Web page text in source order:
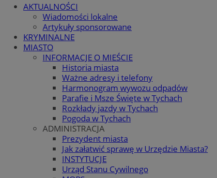
AKTUALNOŚCI
Wiadomości lokalne
Artykuły sponsorowane
KRYMINALNE
MIASTO
INFORMACJE O MIEŚCIE
Historia miasta
Ważne adresy i telefony
Harmonogram wywozu odpadów
Parafie i Msze Święte w Tychach
Rozkłady jazdy w Tychach
Pogoda w Tychach
ADMINISTRACJA
Prezydent miasta
Jak załatwić sprawę w Urzędzie Miasta?
INSTYTUCJE
Urząd Stanu Cywilnego